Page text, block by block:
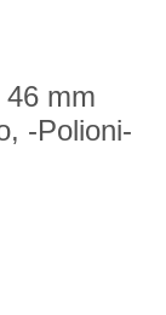
mm
-Polioni-